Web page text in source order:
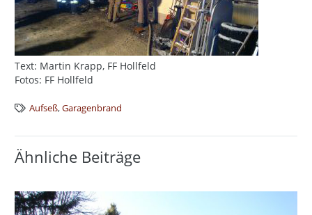
Text: Martin Krapp, FF Hollfeld
Fotos: FF Hollfeld
Aufseß,Garagenbrand
Ähnliche Beiträge